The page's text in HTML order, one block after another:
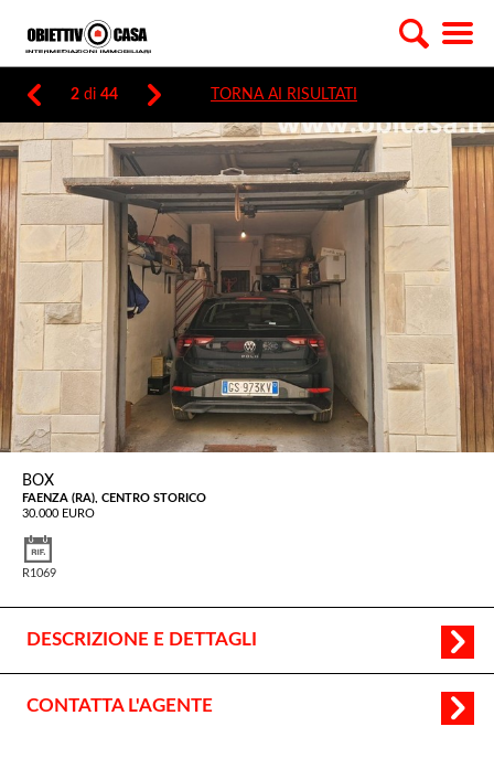
2 di 44 TORNA AI RISULTATI
BOX
FAENZA (RA), CENTRO STORICO
30.000 EURO
R1069
DESCRIZIONE E DETTAGLI
CONTATTA L'AGENTE